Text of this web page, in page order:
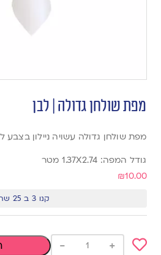
מפת שולחן גדולה | לבן
מפת שולחן גדולה עשויה ניילון בצבע
גודל המפה: 1.37X2.74 מטר
₪10.00
קנו 3 ב 25 שח
+
-